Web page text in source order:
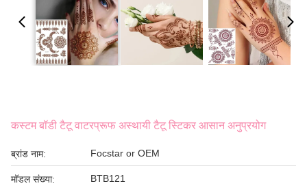
कस्टम बॉडी टैटू वाटरप्रूफ अस्थायी टैटू स्टिकर आसान अनुप्रयोग
ब्रांड नाम: Focstar or OEM
मॉडल संख्या: BTB121